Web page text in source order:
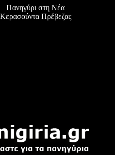
Πανηγύρι στη Νέα
Κερασούντα Πρέβεζας